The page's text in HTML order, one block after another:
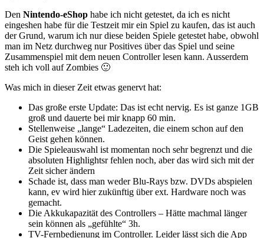
Den Nintendo-eShop habe ich nicht getestet, da ich es nicht
eingeshen habe für die Testzeit mir ein Spiel zu kaufen, das ist auch
der Grund, warum ich nur diese beiden Spiele getestet habe, obwohl
man im Netz durchweg nur Positives über das Spiel und seine
Zusammenspiel mit dem neuen Controller lesen kann. Ausserdem
steh ich voll auf Zombies 🙂
Was mich in dieser Zeit etwas genervt hat:
Das große erste Update: Das ist echt nervig. Es ist ganze 1GB
groß und dauerte bei mir knapp 60 min.
Stellenweise „lange“ Ladezeiten, die einem schon auf den
Geist gehen können.
Die Spieleauswahl ist momentan noch sehr begrenzt und die
absoluten Highlightsr fehlen noch, aber das wird sich mit der
Zeit sicher ändern
Schade ist, dass man weder Blu-Rays bzw. DVDs abspielen
kann, ev wird hier zukünftig über ext. Hardware noch was
gemacht.
Die Akkukapazität des Controllers – Hätte machmal länger
sein können als „gefühlte“ 3h.
TV-Fernbedienung im Controller. Leider lässt sich die App